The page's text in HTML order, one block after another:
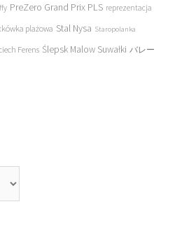
PreZero Grand Prix PLS reprezentacja
plażowa Stal Nysa Staropolanka
Ferens Ślepsk Malow Suwałki バレー